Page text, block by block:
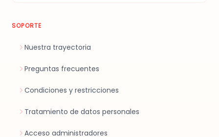
SOPORTE
Nuestra trayectoria
Preguntas frecuentes
Condiciones y restricciones
Tratamiento de datos personales
Acceso administradores